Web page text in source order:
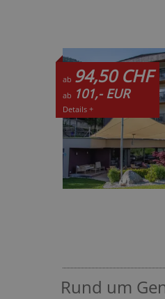
ab 94,50 CHF
ab 101,- EUR
Details +
Rund um